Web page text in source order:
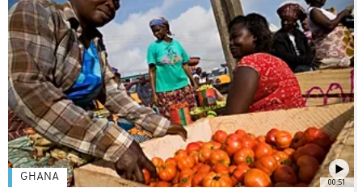
00:51
GHANA